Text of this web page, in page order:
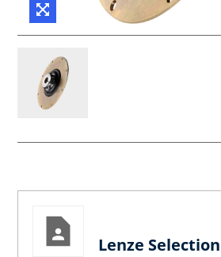
Lenze